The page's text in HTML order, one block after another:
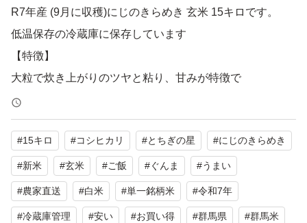
R7年産 (9月に収穫)にじのきらめき 玄米 15キロです。
低温保存の冷蔵庫に保存しています
【特徴】
大粒で炊き上がりのツヤと粘り、甘みが特徴で
にじのきらめき は、2018年に国の研究機関である農研機
構が開発した新品種のお米です。
虹のように多彩な特性を持つこと、ご飯の炊きあがりが艶
やかであることから、「にじのきらめき」と命名されまし
た。
#15キロ #コシヒカリ #とちぎの星 #にじのきらめき
#新米 #玄米 #ご飯 #ぐんま #うまい
#農家直送 #白米 #単一銘柄米 #令和7年
#冷蔵庫管理 #安い #お買い得 #群馬県 #群馬米